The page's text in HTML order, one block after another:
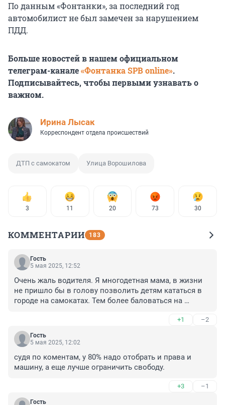
По данным «Фонтанки», за последний год
автомобилист не был замечен за нарушением
ПДД.
Больше новостей в нашем официальном
телеграм-канале«Фонтанка SPB online».
Подписывайтесь, чтобы первыми узнавать о
важном.
Ирина Лысак
Корреспондент отдела происшествий
ДТП с самокатом Улица Ворошилова
3 11 20 73 30
КОММЕНТАРИИ 183
Гость
5 мая 2025, 12:52
Очень жаль водителя. Я многодетная мама, в жизни
не пришло бы в голову позволить детям кататься в
городе на самокатах. Тем более баловаться на
+1 –2
Гость
5 мая 2025, 12:02
судя по коментам, у 80% надо отобрать и права и
машину, а еще лучше ограничить свободу.
+3 –1
Гость